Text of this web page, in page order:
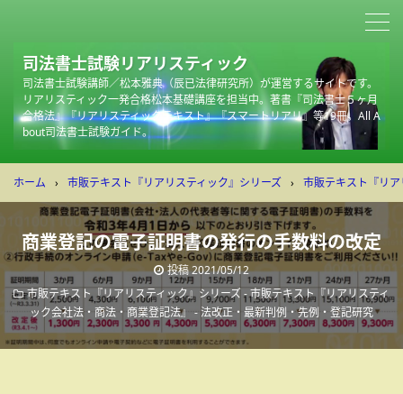
司法書士試験リアリスティック
司法書士試験講師／松本雅典（辰已法律研究所）が運営するサイトです。
リアリスティック一発合格松本基礎講座を担当中。著書『司法書士５ヶ月
合格法』『リアリスティックテキスト』『スマートリアリ』等19冊。All A
bout司法書士試験ガイド。
ホーム › 市販テキスト『リアリスティック』シリーズ › 市販テキスト『リ
商業登記の電子証明書の発行の手数料の改定
投稿2021/05/12
市販テキスト『リアリスティック』シリーズ - 市販テキスト『リアリスティ
ック会社法・商法・商業登記法』 -法改正・最新判例・先例・登記研究